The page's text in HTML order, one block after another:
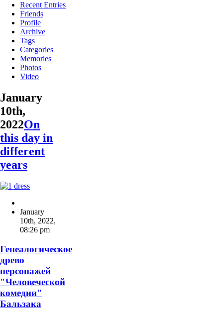
Recent Entries
Friends
Profile
Archive
Tags
Categories
Memories
Photos
Video
January
10th,
2022On
this day in
different
years
January
10th, 2022,
08:26 pm
Генеалогическое
древо
персонажей
"Человеческой
комедии"
Бальзака